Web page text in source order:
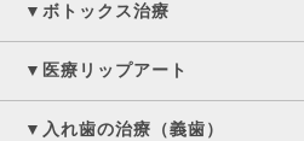
▼ボトックス治療
▼医療リップアート
▼入れ歯の治療（義歯）